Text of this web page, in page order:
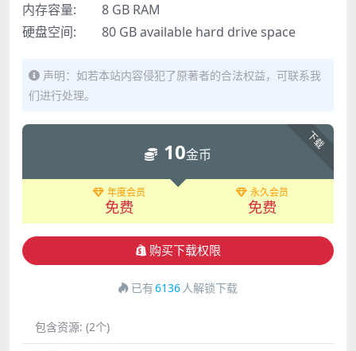
内存容量: 8 GB RAM
硬盘空间: 80 GB available hard drive space
声明：如若本站内容侵犯了原著者的合法权益，可联系我
们进行处理。
下载
10金币
年度会员
免费
永久会员
免费
购买下载权限
已有6136人解锁下载
包含资源: (2个)